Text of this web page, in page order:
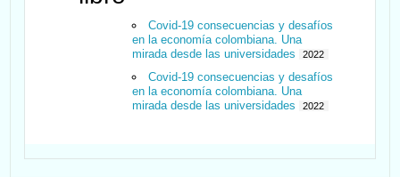
Covid-19 consecuencias y desafíos
en la economía colombiana. Una
mirada desde las universidades
2022
Covid-19 consecuencias y desafíos
en la economía colombiana. Una
mirada desde las universidades
2022